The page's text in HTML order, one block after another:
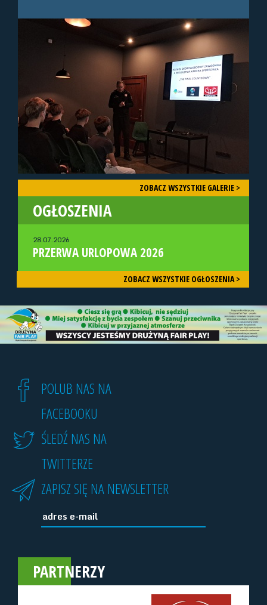
ZOBACZ WSZYSTKIE GALERIE >
OGŁOSZENIA
28.07.2026
PRZERWA URLOPOWA 2026
ZOBACZ WSZYSTKIE OGŁOSZENIA >
POLUB NAS NA
FACEBOOKU
ŚLEDŹ NAS NA
TWITTERZE
ZAPISZ SIĘ NA NEWSLETTER
PARTNERZY